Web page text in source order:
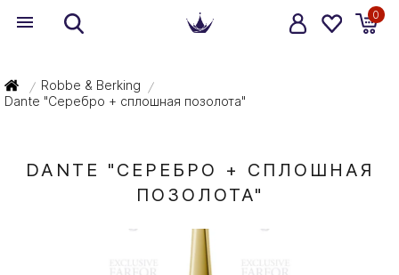
0
/ Robbe & Berking /
Dante "Серебро + сплошная позолота"
DANTE "СЕРЕБРО + СПЛОШНАЯ
ПОЗОЛОТА"